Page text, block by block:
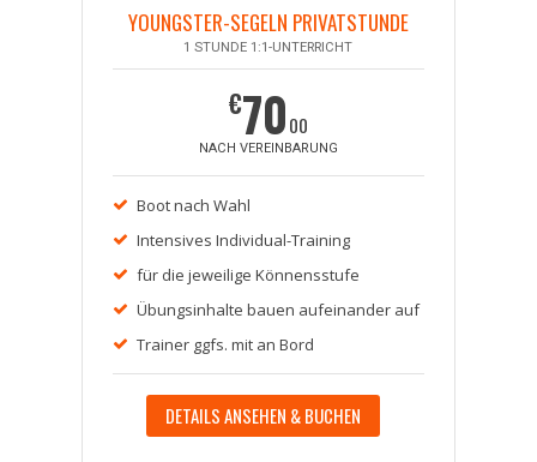
YOUNGSTER-SEGELN PRIVATSTUNDE
1 STUNDE 1:1-UNTERRICHT
€7000
NACH VEREINBARUNG
Boot nach Wahl
Intensives Individual-Training
für die jeweilige Könnensstufe
Übungsinhalte bauen aufeinander auf
Trainer ggfs. mit an Bord
DETAILS ANSEHEN & BUCHEN